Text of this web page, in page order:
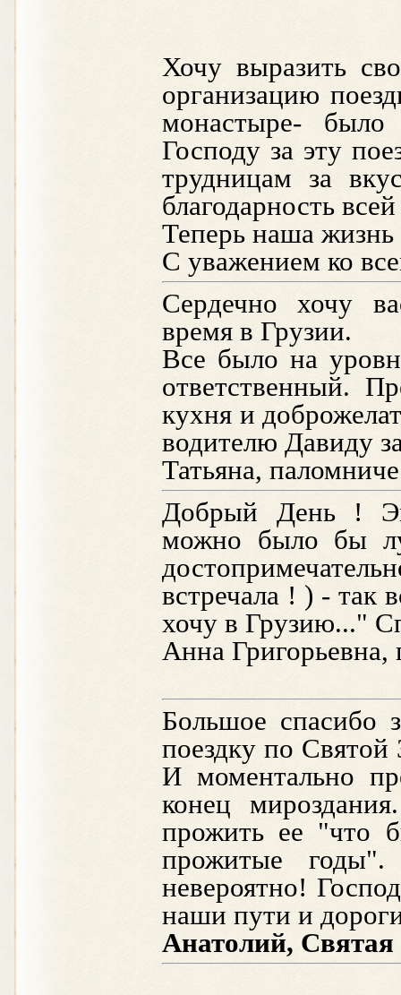
Хочу выразить
организацию
монастыре-
Господу за эту
трудницам за
благодарность
Теперь наша жизнь
С уважением ко
Сердечно хочу
время в Грузии.
Все было на
ответственный.
кухня и
водителю Давиду
Татьяна,
Добрый День !
можно было бы
встречала ! ) - так
хочу в Грузию..."
Анна
Большое спасибо
поездку по
И моментально
конец
прожить ее "что
прожитые
невероятно!
наши пути и
Анатолий, Святая